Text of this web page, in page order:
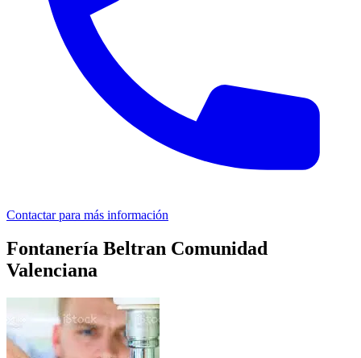
Contactar para más información
Fontanería Beltran Comunidad
Valenciana